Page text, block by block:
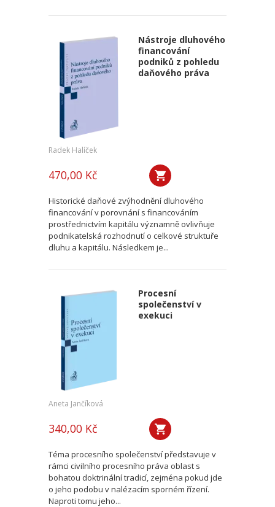
Nástroje dluhového
financování
podniků z pohledu
daňového práva
Radek Halíček
470,00 Kč
Historické daňové zvýhodnění dluhového
financování v porovnání s financováním
prostřednictvím kapitálu významně ovlivňuje
podnikatelská rozhodnutí o celkové struktuře
dluhu a kapitálu. Následkem je...
Procesní
společenství v
exekuci
Aneta Jančíková
340,00 Kč
Téma procesního společenství představuje v
rámci civilního procesního práva oblast s
bohatou doktrinální tradicí, zejména pokud jde
o jeho podobu v nalézacím sporném řízení.
Naproti tomu jeho...